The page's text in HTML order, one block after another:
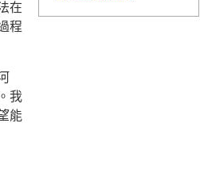
在
程
我
能